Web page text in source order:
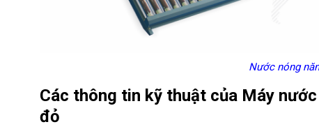
Nước nóng
Các thông tin kỹ thuật của Máy
đỏ